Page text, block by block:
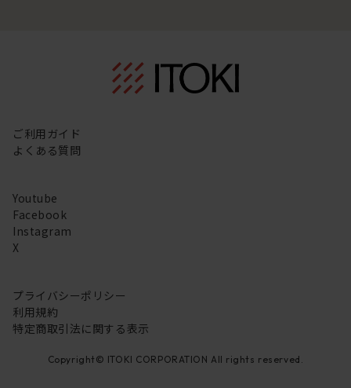
ご利用ガイド
よくある質問
Youtube
Facebook
Instagram
X
プライバシーポリシー
利用規約
特定商取引法に関する表示
Copyright© ITOKI CORPORATION All rights reserved.